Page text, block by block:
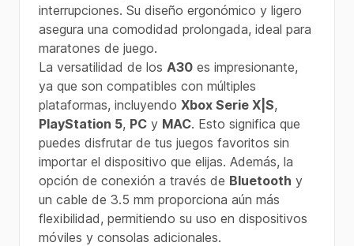
interrupciones. Su diseño ergonómico y ligero
asegura una comodidad prolongada, ideal para
maratones de juego.
La versatilidad de los A30 es impresionante,
ya que son compatibles con múltiples
plataformas, incluyendo Xbox Serie X|S,
PlayStation 5, PC y MAC. Esto significa que
puedes disfrutar de tus juegos favoritos sin
importar el dispositivo que elijas. Además, la
opción de conexión a través de Bluetooth y
un cable de 3.5 mm proporciona aún más
flexibilidad, permitiendo su uso en dispositivos
móviles y consolas adicionales.